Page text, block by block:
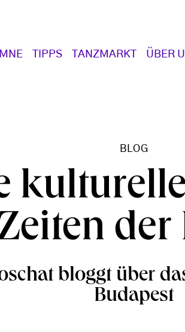
TIPPS TANZMARKT ÜBER
BLOG
der
bloggt über
Budapest